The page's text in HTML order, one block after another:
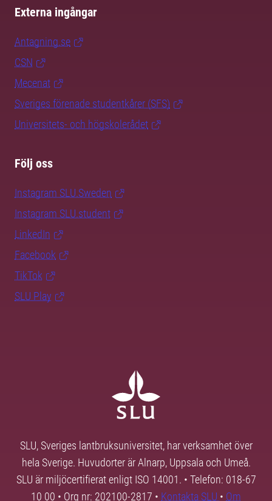
Externa ingångar
Antagning.se
CSN
Mecenat
Sveriges förenade studentkårer (SFS)
Universitets- och högskolerådet
Följ oss
Instagram SLU.Sweden
Instagram SLU.student
LinkedIn
Facebook
TikTok
SLU Play
SLU, Sveriges lantbruksuniversitet, har verksamhet över
hela Sverige. Huvudorter är Alnarp, Uppsala och Umeå.
SLU är miljöcertifierat enligt ISO 14001. • Telefon: 018-67
10 00 • Org nr: 202100-2817 • Kontakta SLU • Om